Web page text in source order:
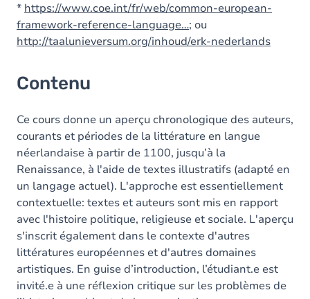
* https://www.coe.int/fr/web/common-european-
framework-reference-language…; ou
http://taalunieversum.org/inhoud/erk-nederlands
Contenu
Ce cours donne un aperçu chronologique des auteurs,
courants et périodes de la littérature en langue
néerlandaise à partir de 1100, jusqu’à la
Renaissance, à l'aide de textes illustratifs (adapté en
un langage actuel). L'approche est essentiellement
contextuelle: textes et auteurs sont mis en rapport
avec l'histoire politique, religieuse et sociale. L'aperçu
s'inscrit également dans le contexte d'autres
littératures européennes et d'autres domaines
artistiques. En guise d’introduction, l’étudiant.e est
invité.e à une réflexion critique sur les problèmes de